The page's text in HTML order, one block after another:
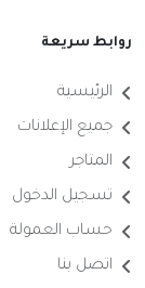
روابط سريعة
الرئيسية
جميع الإعلانات
المتاجر
تسجيل الدخول
حساب العمولة
اتصل بنا